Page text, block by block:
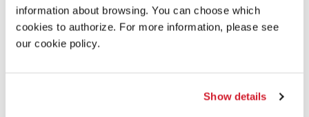
information about browsing. You can choose which
cookies to authorize. For more information, please see
our cookie policy.
Show details